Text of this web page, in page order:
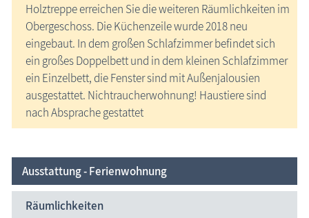
Holztreppe erreichen Sie die weiteren Räumlichkeiten im
Obergeschoss. Die Küchenzeile wurde 2018 neu
eingebaut. In dem großen Schlafzimmer befindet sich
ein großes Doppelbett und in dem kleinen Schlafzimmer
ein Einzelbett, die Fenster sind mit Außenjalousien
ausgestattet. Nichtraucherwohnung! Haustiere sind
nach Absprache gestattet
Ausstattung - Ferienwohnung
Räumlichkeiten